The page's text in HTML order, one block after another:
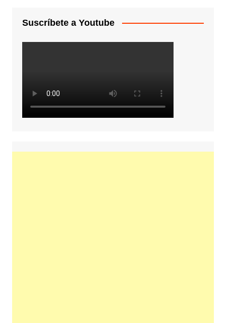
Suscríbete a Youtube